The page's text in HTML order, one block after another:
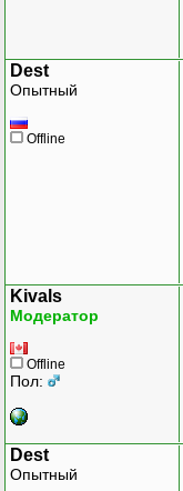
Dest
Опытный
Offline
Kivals
Модератор
Offline
Пол:
Dest
Опытный